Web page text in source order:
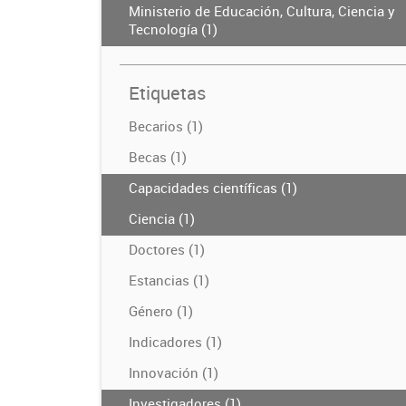
Ministerio de Educación, Cultura, Ciencia y
Tecnología (1)
Etiquetas
Becarios (1)
Becas (1)
Capacidades científicas (1)
Ciencia (1)
Doctores (1)
Estancias (1)
Género (1)
Indicadores (1)
Innovación (1)